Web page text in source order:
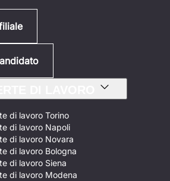
di lavoro Torino
di lavoro Napoli
di lavoro Novara
di lavoro Bologna
di lavoro Siena
di lavoro Modena